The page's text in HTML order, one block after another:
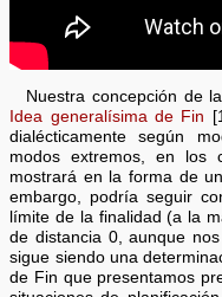
Nuestra concepción de
Idea generalísima de Fin
dialécticamente según
modos extremos, en
mostrará en la forma de
embargo, podría seguir
límite de la finalidad (a la
de distancia 0, aunque
sigue siendo una
de Fin que presentamos